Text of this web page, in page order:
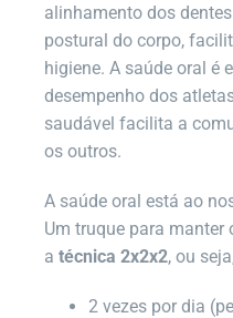
alinhamento dos
postural do corpo,
higiene. A saúde oral é
desempenho dos
saudável facilita a
os outros.
A saúde oral está ao
Um truque para manter
a técnica 2x2x2, ou
2 vezes por dia